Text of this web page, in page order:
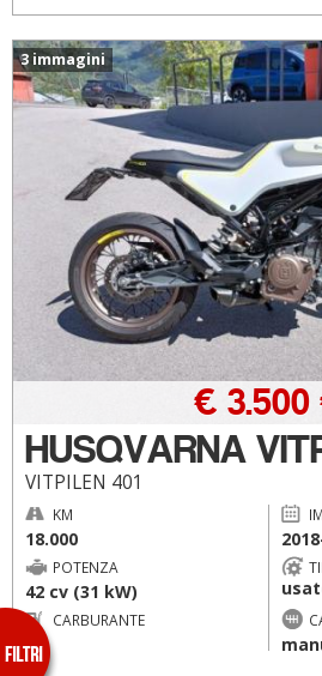
3 immagini
HUSQVARNA
VITPILEN 401
€ 3.500
KM
18.000
POTENZA
42 cv (31 kW)
CARBURANTE
--